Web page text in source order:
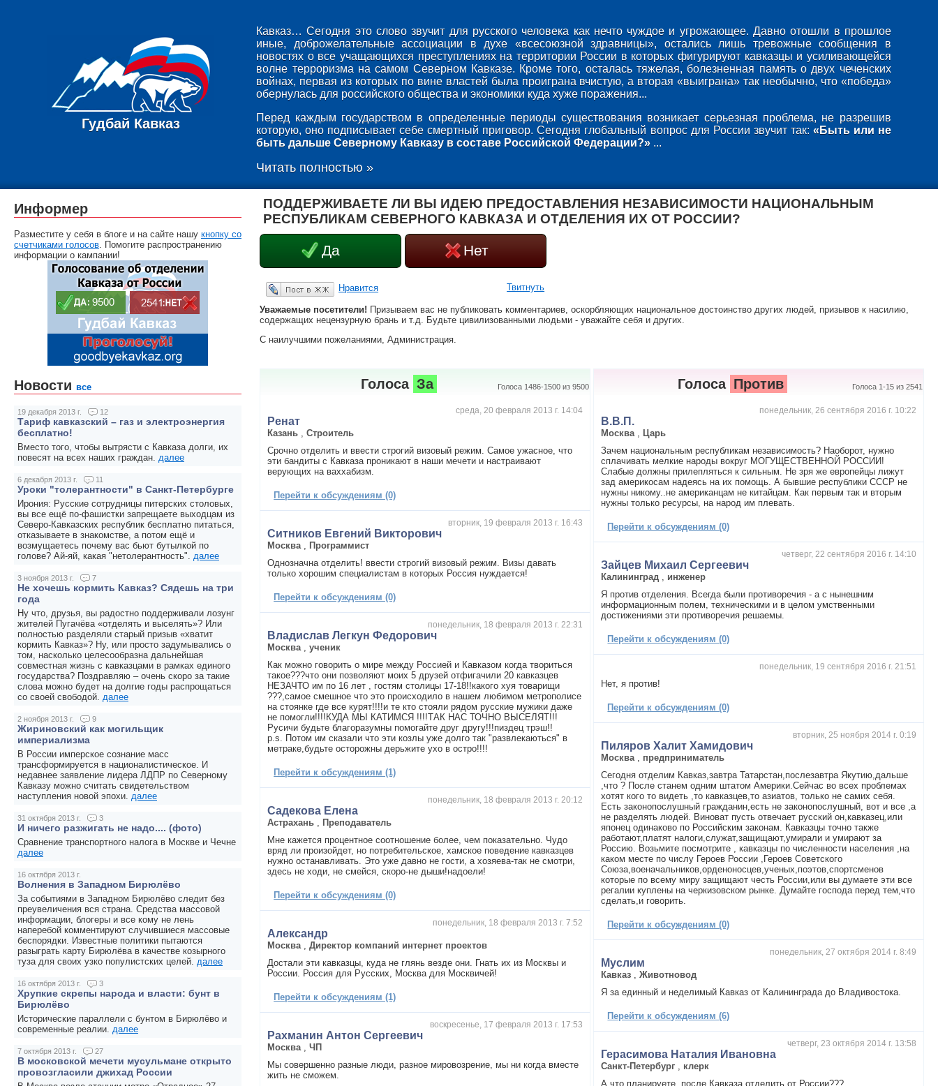
Гудбай Кавказ
Кавказ… Сегодня это слово звучит для русского человека как нечто чуждое и угрожающее. Давно отошли в прошлое
иные, доброжелательные ассоциации в духе «всесоюзной здравницы», остались лишь тревожные сообщения в
новостях о все учащающихся преступлениях на территории России в которых фигурируют кавказцы и усиливающейся
волне терроризма на самом Северном Кавказе. Кроме того, осталась тяжелая, болезненная память о двух чеченских
войнах, первая из которых по вине властей была проиграна вчистую, а вторая «выиграна» так необычно, что «победа»
обернулась для российского общества и экономики куда хуже поражения...
Перед каждым государством в определенные периоды существования возникает серьезная проблема, не разрешив
которую, оно подписывает себе смертный приговор. Сегодня глобальный вопрос для России звучит так: «Быть или не
быть дальше Северному Кавказу в составе Российской Федерации?» ...
Читать полностью »
ПОДДЕРЖИВАЕТЕ ЛИ ВЫ ИДЕЮ ПРЕДОСТАВЛЕНИЯ НЕЗАВИСИМОСТИ НАЦИОНАЛЬНЫМ
РЕСПУБЛИКАМ СЕВЕРНОГО КАВКАЗА И ОТДЕЛЕНИЯ ИХ ОТ РОССИИ?
Да Нет
Опубликовать в ЖЖ Нравится Твитнуть
Уважаемые посетители! Призываем вас не публиковать комментариев, оскорбляющих национальное достоинство других людей, призывов к насилию,
содержащих нецензурную брань и т.д. Будьте цивилизованными людьми - уважайте себя и других.
С наилучшими пожеланиями, Администрация.
Голоса За Голоса 1486-1500 из 9500
среда, 20 февраля 2013 г. 14:04
Ренат
Казань ,Строитель
Срочно отделить и ввести строгий визовый режим. Самое ужасное, что
эти бандиты с Кавказа проникают в наши мечети и настраивают
верующих на ваххабизм.
Перейти к обсуждениям (0)
вторник, 19 февраля 2013 г. 16:43
Ситников Евгений Викторович
Москва
Программист
Однозначна отделить! ввести строгий визовый режим. Визы давать
только хорошим специалистам в которых Россия нуждается!
Перейти к обсуждениям (0)
понедельник, 18 февраля 2013 г. 22:31
Владислав Легкун Федорович
Москва ,ученик
Как можно говорить о мире между Россией и Кавказом когда твориться
такое???что они позволяют моих 5 друзей отфигачили 20 кавказцев
НЕЗАЧТО им по 16 лет , гостям столицы 17-18!!какого хуя товарищи
???,самое смешное что это происходило в нашем любимом метрополисе
на стоянке где все курят!!!!и те кто стояли рядом русские мужики даже
не помогли!!!!КУДА МЫ КАТИМСЯ !!!!ТАК НАС ТОЧНО ВЫСЕЛЯТ!!!
Русичи будьте благоразумны помогайте друг другу!!!пиздец трэш!!
p.s. Потом им сказали что эти козлы уже долго так "развлекаються" в
метраке,будьте осторожны дерьжите ухо в остро!!!!
Перейти к обсуждениям (1)
понедельник, 18 февраля 2013 г. 20:12
Садекова Елена
Астрахань
Преподаватель
Мне кажется процентное соотношение более, чем показательно. Чудо
вряд ли произойдет, но потребительское, хамское поведение кавказцев
нужно останавливать. Это уже давно не гости, а хозяева-так не смотри,
здесь не ходи, не смейся, скоро-не дыши!надоели!
Перейти к обсуждениям (0)
понедельник, 18 февраля 2013 г. 7:52
Александр
Москва ,Директор компаний интернет проектов
Достали эти кавказцы, куда не глянь везде они. Гнать их из Москвы и
России. Россия для Русских, Москва для Москвичей!
Перейти к обсуждениям (1)
воскресенье, 17 февраля 2013 г. 17:53
Рахманин Антон Сергеевич
Москва ,ЧП
Мы совершенно разные люди, разное мировозрение, мы ни когда вместе
жить не сможем.
Голоса Против Голоса 1-15 из 2541
понедельник, 26 сентября 2016 г. 10:22
В.В.П.
Москва
Царь
Зачем национальным республикам независимость? Наоборот, нужно
сплачивать мелкие народы вокруг МОГУЩЕСТВЕННОЙ РОССИИ!
Слабые должны прилепляться к сильным. Не зря же европейцы лижут
зад америкосам надеясь на их помощь. А бывшие республики СССР не
нужны никому..не американцам не китайцам. Как первым так и вторым
нужны только ресурсы, на народ им плевать.
Перейти к обсуждениям (0)
четверг, 22 сентября 2016 г. 14:10
Зайцев Михаил Сергеевич
Калининград
инженер
Я против отделения. Всегда были противоречия - а с нынешним
информационным полем, техническими и в целом умственными
достижениями эти противоречия решаемы.
Перейти к обсуждениям (0)
понедельник, 19 сентября 2016 г. 21:51
Нет, я против!
Перейти к обсуждениям (0)
вторник, 25 ноября 2014 г. 0:19
Пиляров Халит Хамидович
Москва
предприниматель
Сегодня отделим Кавказ,завтра Татарстан,послезавтра Якутию,дальше
,что ? После станем одним штатом Америки.Сейчас во всех проблемах
хотят кого то видеть ,то кавказцев,то азиатов, только не самих себя.
Есть законопослушный гражданин,есть не законопослушный, вот и все ,а
не разделять людей. Виноват пусть отвечает русский он,кавказец,или
японец одинаково по Российским законам. Кавказцы точно также
работают,платят налоги,служат,защищают,умирали и умирают за
Россию. Возьмите посмотрите , кавказцы по численности населения ,на
каком месте по числу Героев России ,Героев Советского
Союза,военачальников,орденоносцев,ученых,поэтов,спортсменов
которые по всему миру защищают честь России,или вы думаете эти все
регалии куплены на черкизовском рынке. Думайте господа перед тем,что
сделать,и говорить.
Перейти к обсуждениям (0)
понедельник, 27 октября 2014 г. 8:49
Муслим
Кавказ ,Животновод
Я за единный и неделимый Кавказ от Калининграда до Владивостока.
Перейти к обсуждениям (6)
четверг, 23 октября 2014 г. 13:58
Герасимова Наталия Ивановна
Санкт-Петербург
клерк
А что планируете, после Кавказа отделить от России???
Информер
Разместите у себя в блоге и на сайте нашу кнопку со
счетчиками голосов. Помогите распространению
информации о кампании!
Новости все
19 декабря 2013 г. 12
Тариф кавказский – газ и электроэнергия
бесплатно!
Вместо того, чтобы вытрясти с Кавказа долги, их
повесят на всех наших граждан. далее
6 декабря 2013 г. 11
Уроки "толерантности" в Санкт-Петербурге
Ирония: Русские сотрудницы питерских столовых,
вы все ещё по-фашистки запрещаете выходцам из
Северо-Кавказских республик бесплатно питаться,
отказываете в знакомстве, а потом ещё и
возмущаетесь почему вас бьют бутылкой по
голове? Ай-яй, какая "нетолерантность". далее
3 ноября 2013 г. 7
Не хочешь кормить Кавказ? Сядешь на три
года
Ну что, друзья, вы радостно поддерживали лозунг
жителей Пугачёва «отделять и выселять»? Или
полностью разделяли старый призыв «хватит
кормить Кавказ»? Ну, или просто задумывались о
том, насколько целесообразна дальнейшая
совместная жизнь с кавказцами в рамках единого
государства? Поздравляю – очень скоро за такие
слова можно будет на долгие годы распрощаться
со своей свободой. далее
2 ноября 2013 г. 9
Жириновский как могильщик
империализма
В России имперское сознание масс
трансформируется в националистическое. И
недавнее заявление лидера ЛДПР по Северному
Кавказу можно считать свидетельством
наступления новой эпохи. далее
31 октября 2013 г. 3
И ничего разжигать не надо.... (фото)
Сравнение транспортного налога в Москве и Чечне
далее
16 октября 2013 г.
Волнения в Западном Бирюлёво
За событиями в Западном Бирюлёво следит без
преувеличения вся страна. Средства массовой
информации, блогеры и все кому не лень
наперебой комментируют случившиеся массовые
беспорядки. Известные политики пытаются
разыграть карту Бирюлёва в качестве козырного
туза для своих узко популистских целей. далее
16 октября 2013 г. 3
Хрупкие скрепы народа и власти: бунт в
Бирюлёво
Исторические параллели с бунтом в Бирюлёво и
современные реалии. далее
7 октября 2013 г. 27
В московской мечети мусульмане открыто
провозгласили джихад России